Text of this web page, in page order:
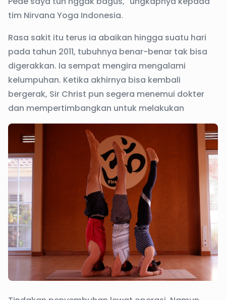
tim Nirvana Yoga Indonesia.
Rasa sakit itu terus ia abaikan hingga suatu hari
pada tahun 2011, tubuhnya benar-benar tak bisa
digerakkan. Ia sempat mengira mengalami
kelumpuhan. Ketika akhirnya bisa kembali
bergerak, Sir Christ pun segera menemui dokter
dan mempertimbangkan untuk melakukan